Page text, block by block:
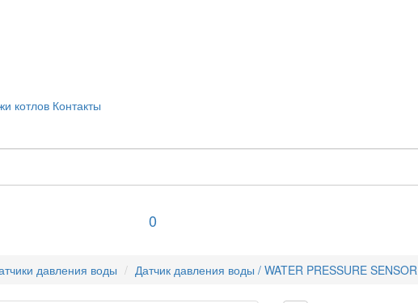
котлов Контакты
0
давления воды Датчик давления воды / WATER PRESSURE SENSOR